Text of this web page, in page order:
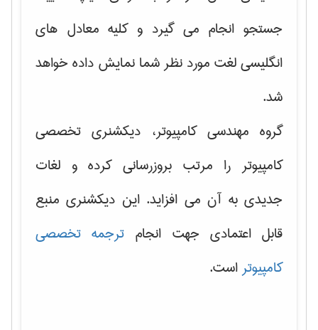
جستجو انجام می گیرد و کلیه معادل های
انگلیسی لغت مورد نظر شما نمایش داده خواهد
شد.
گروه مهندسی کامپیوتر، دیکشنری تخصصی
کامپیوتر را مرتب بروزرسانی کرده و لغات
جدیدی به آن می افزاید. این دیکشنری منبع
قابل اعتمادی جهت انجام ترجمه تخصصی
کامپیوتراست.